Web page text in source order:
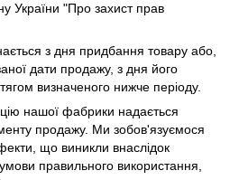
України "Про захист прав
з дня придбання товару або,
дати продажу, з дня його
визначеного нижче періоду.
нашої фабрики надається
продажу. Ми зобов'язуємося
що виникли внаслідок
правильного використання,